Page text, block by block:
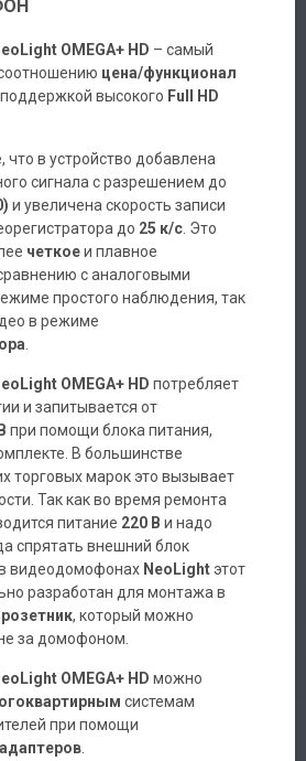
OMEGA+ HD – самый
цена/функционал
высокого Full HD
что в устройство добавлена
сигнала с разрешением до
и увеличена скорость записи
до 25 к/с . Это
четкоеи плавное
с аналоговыми
простого наблюдения, так
в режиме
OMEGA+ HD потребляет
и запитывается от
при помощи блока питания,
В большинстве
торговых марок это вызывает
Так как во время ремонта
питание 220 В и надо
спрятать внешний блок
видеодомофонах NeoLightэтот
разработан для монтажа в
, который можно
за домофоном.
OMEGA+ HD можно
системам
при помощи
адаптеров